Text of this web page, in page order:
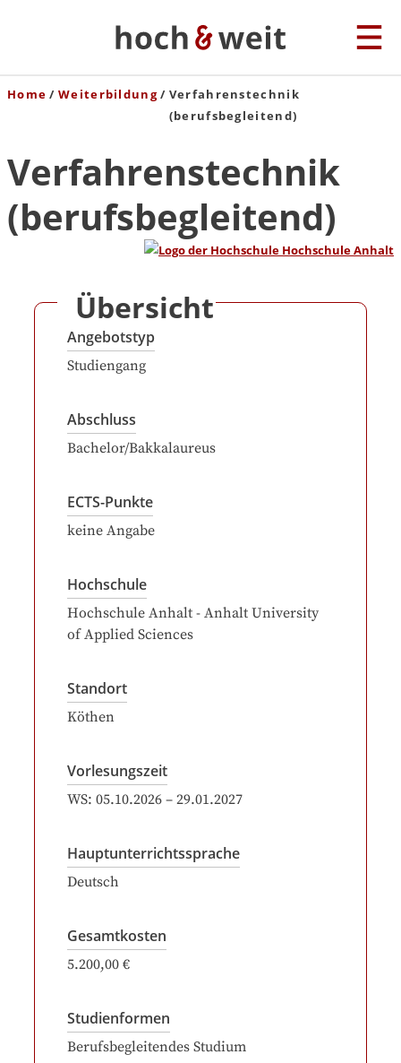
Home Weiterbildung
Verfahrenstechnik
(berufsbegleitend)
Verfahrenstechnik
(berufsbegleitend)
Übersicht
Angebotstyp
Studiengang
Abschluss
Bachelor/Bakkalaureus
ECTS-Punkte
keine Angabe
Hochschule
Hochschule Anhalt - Anhalt University
of Applied Sciences
Standort
Köthen
Vorlesungszeit
WS: 05.10.2026 – 29.01.2027
Hauptunterrichtssprache
Deutsch
Gesamtkosten
5.200,00 €
Studienformen
Berufsbegleitendes Studium